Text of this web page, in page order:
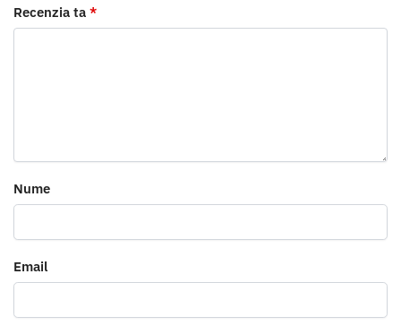
Recenzia ta *
Nume
Email